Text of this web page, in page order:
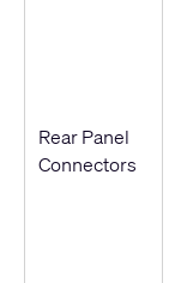
Rear Panel
Connectors